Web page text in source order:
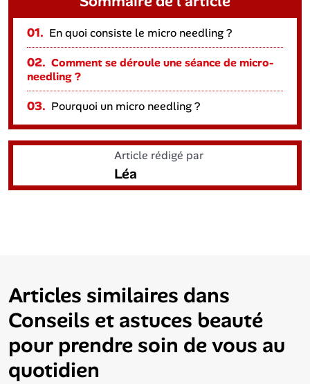
01. En quoi consiste le micro needling ?
02. Comment se déroule une séance de micro-
needling ?
03. Pourquoi un micro needling ?
Article rédigé par
Léa
Articles similaires dans
Conseils et astuces beauté
pour prendre soin de vous au
quotidien